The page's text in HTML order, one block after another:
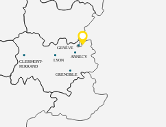
CLERMONT-
FERRAND
LYON
ANNECY
GRENOBLE
GENÈVE